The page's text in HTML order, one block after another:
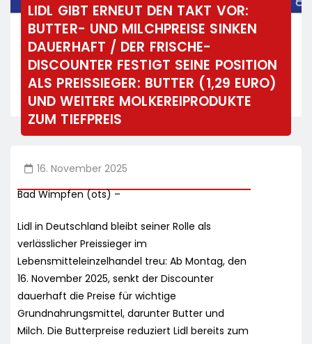
LIDL GIBT ERNEUT DEN TAKT VOR:
BUTTER- UND MILCHPREISE SINKEN
DAUERHAFT / DER FRISCHE-
DISCOUNTER FESTIGT SEINE POSITION
ALS PREISSIEGER: BUTTER (1,29 EURO)
UND WEITERE MOLKEREIPRODUKTE
ZUM TIEFPREIS
16. November 2025
Bad Wimpfen (ots) –
Lidl in Deutschland bleibt seiner Rolle als
verlässlicher Preissieger im
Lebensmitteleinzelhandel treu: Ab Montag, den
16. November 2025, senkt der Discounter
dauerhaft die Preise für wichtige
Grundnahrungsmittel, darunter Butter und
Milch. Die Butterpreise reduziert Lidl bereits zum